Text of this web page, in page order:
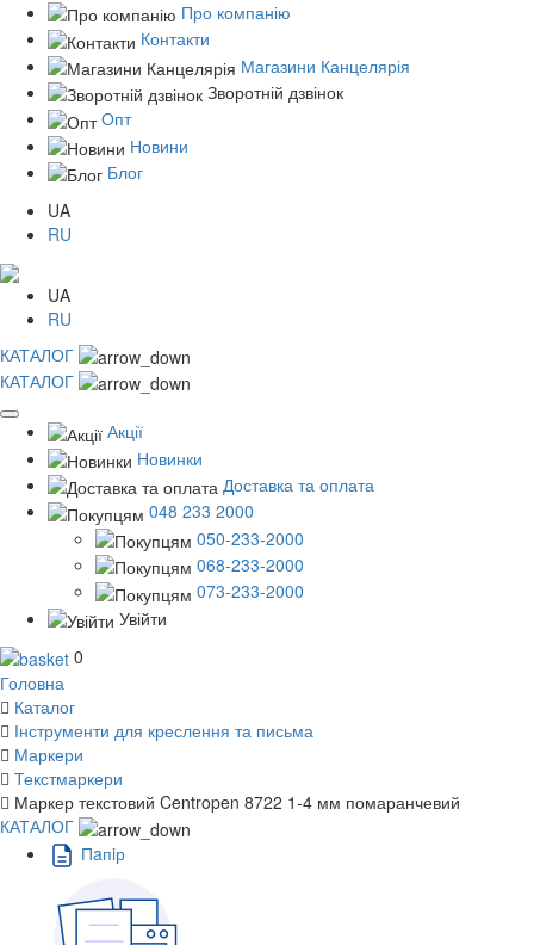
Про компанію
Контакти
Магазини Канцелярія
Зворотній дзвінок
Опт
Новини
Блог
UA
RU
UA
RU
КАТАЛОГ
КАТАЛОГ
Акції
Новинки
Доставка та оплата
048 233 2000
050-233-2000
068-233-2000
073-233-2000
Увійти
0
Головна
Каталог
Інструменти для креслення та письма
Маркери
Текстмаркери
Маркер текстовий Centropen 8722 1-4 мм помаранчевий
КАТАЛОГ
Пaпiр